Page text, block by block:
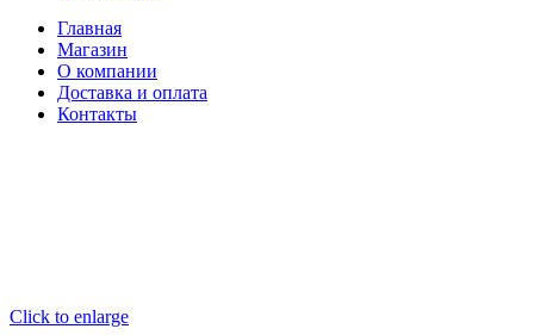
Главная
Магазин
О компании
Доставка и оплата
Контакты
Click to enlarge